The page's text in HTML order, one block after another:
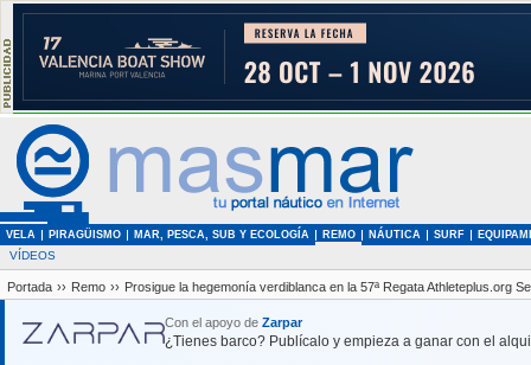
VELA PIRAGÜISMO MAR, PESCA, SUB Y ECOLOGÍA REMO NÁUTICA SURF
VÍDEOS
Portada ›› Remo ›› Prosigue la hegemonía verdiblanca en la 57ª Regata Athleteplus.org
Con el apoyo de Zarpar
¿Tienes barco? Publícalo y empieza a ganar con el